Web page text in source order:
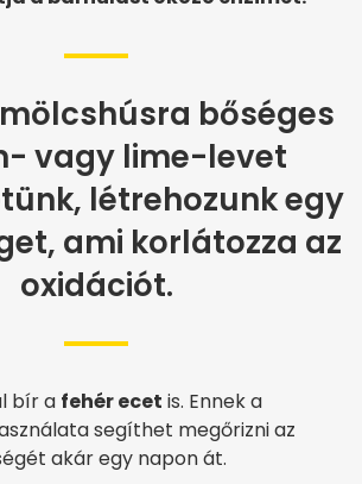
bőséges
vagy lime-levet
létrehozunk egy
ami korlátozza az
oxidációt.
bír a fehér ecet is. Ennek a
segíthet megőrizni az
akár egy napon át.